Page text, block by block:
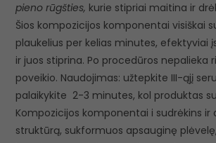
pieno rūgšties, kurie stipriai maitina ir
Šios kompozicijos komponentai visiškai
plaukelius per kelias minutes, efektyviai
ir juos stiprina. Po procedūros nepalieka
poveikio. Naudojimas: užtepkite III-ąjį
palaikykite 2-3 minutes, kol produktas
Kompozicijos komponentai i sudrėkins ir
struktūrą, sukformuos apsauginę